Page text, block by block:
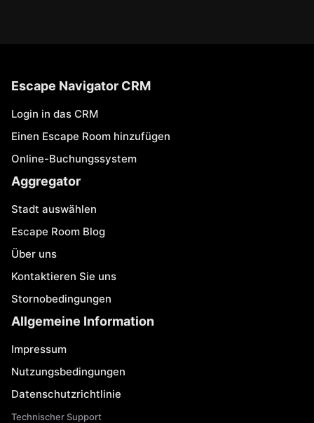
Escape Navigator CRM
Login in das CRM
Einen Escape Room hinzufügen
Online-Buchungssystem
Aggregator
Stadt auswählen
Escape Room Blog
Über uns
Kontaktieren Sie uns
Stornobedingungen
Allgemeine Information
Impressum
Nutzungsbedingungen
Datenschutzrichtlinie
Technischer Support